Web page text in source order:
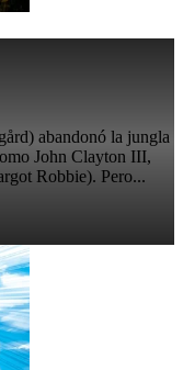
abandonó la jungla
John Clayton III,
Robbie). Pero...